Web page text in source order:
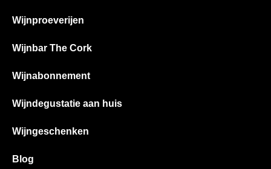
Wijnproeverijen
Wijnbar The Cork
Wijnabonnement
Wijndegustatie aan huis
Wijngeschenken
Blog